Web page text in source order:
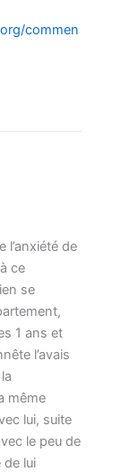
commen
l’anxiété de
ce
se
1 ans et
l’avais
même
lui, suite
le peu de
de lui